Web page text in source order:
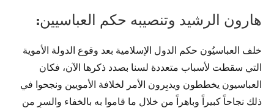
هارون الرشيد وتنصيبه حكم العباسيين:
خلف العباسيُون حكم الدول الإسلامية بعد وقوع الدولة الأموية
التي سقطت لأسباب متعددة لسنا بصدد ذكرها الآن، فكان
العباسيون يخططون ويدبِرون الأمر لخلافة الأمويين ونجحوا في
ذلك نجاحاً كبيراً وباهراً من خلال ما قاموا به بالخفاء والسرِ من